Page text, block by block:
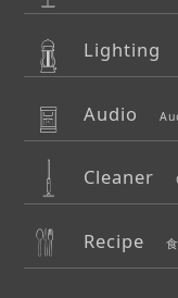
Lighting
Audio
Cleaner
Recipe